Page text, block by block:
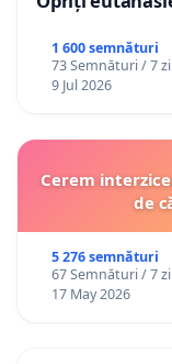
1 600 semnături
73 Semnături / 7
9 Jul 2026
Cerem
de
5 276 semnături
67 Semnături / 7
17 May 2026